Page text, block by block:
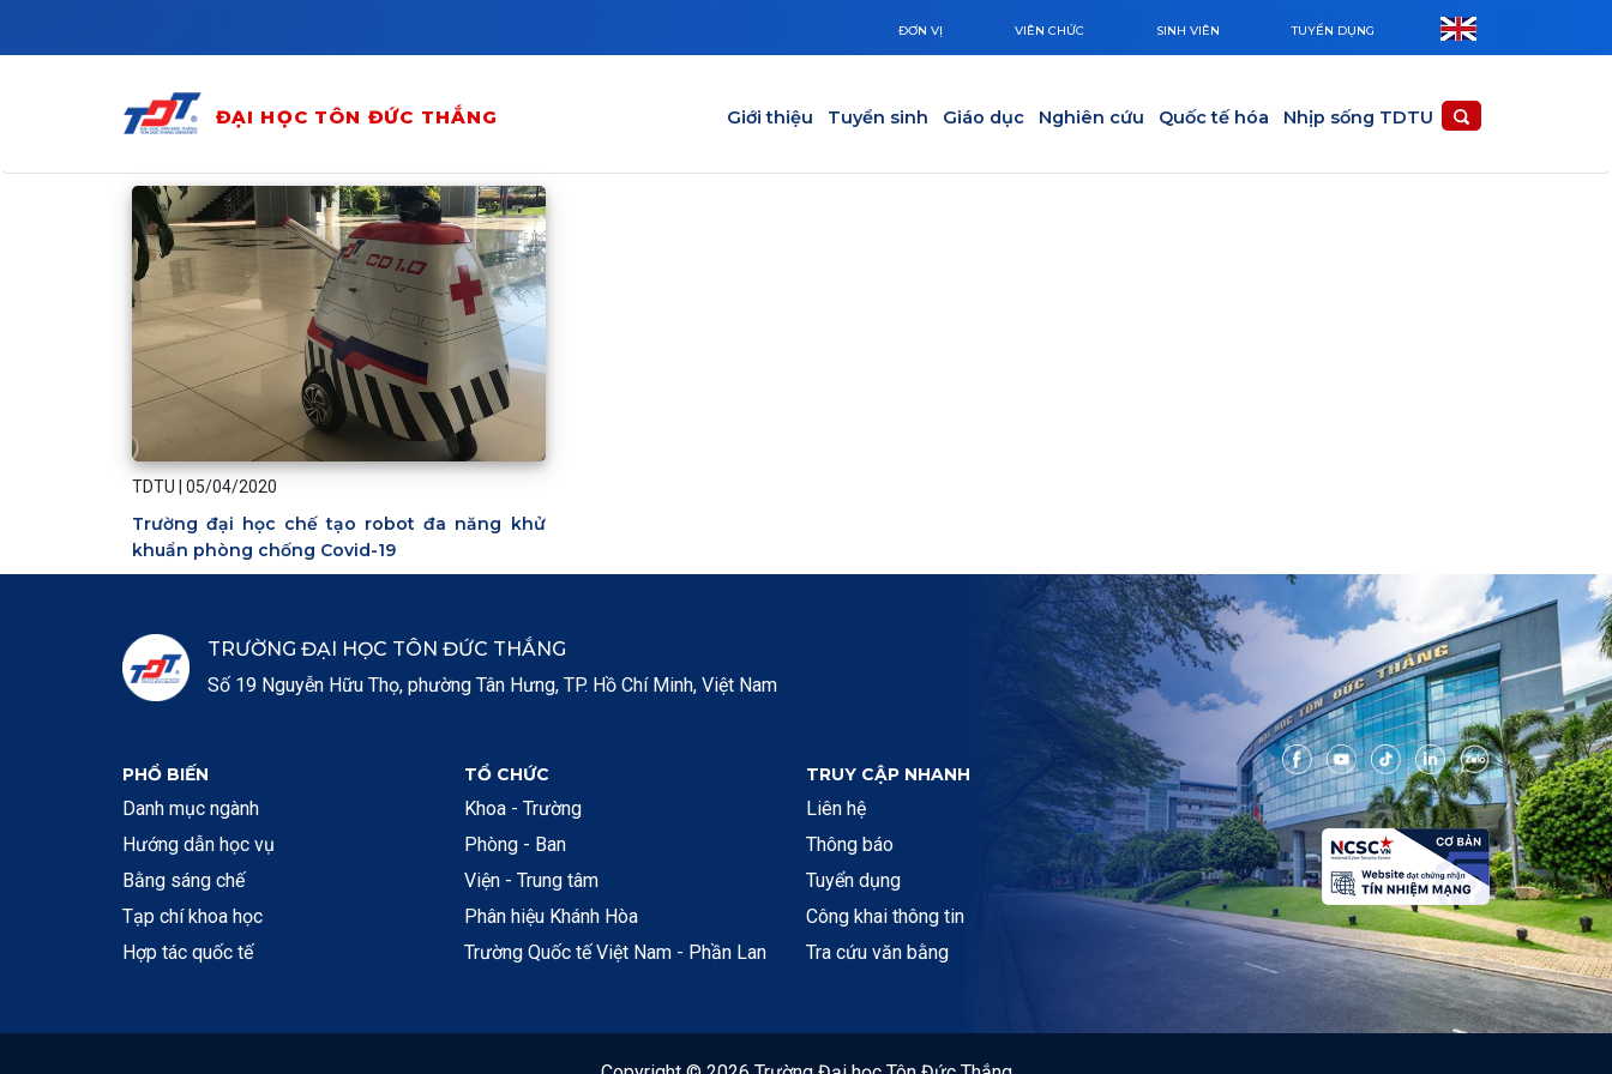
ĐƠN VỊ VIÊN CHỨC SINH VIÊN TUYỂN DỤNG
ĐẠI HỌC TÔN ĐỨC THẮNG Giới thiệu Tuyển sinh Giáo dục Nghiên cứu Quốc tế hóa Nhịp sống TDTU
TDTU 05/04/2020
Trường đại học chế tạo robot đa năng khử
khuẩn phòng chống Covid-19
TRƯỜNG ĐẠI HỌC TÔN ĐỨC THẮNG
Số 19 Nguyễn Hữu Thọ, phường Tân Hưng, TP. Hồ Chí Minh, Việt Nam
PHỔ BIẾN
Danh mục ngành
Hướng dẫn học vụ
Bằng sáng chế
Tạp chí khoa học
Hợp tác quốc tế
TỔ CHỨC
Khoa - Trường
Phòng - Ban
Viện - Trung tâm
Phân hiệu Khánh Hòa
Trường Quốc tế Việt Nam - Phần Lan
TRUY CẬP NHANH
Liên hệ
Thông báo
Tuyển dụng
Công khai thông tin
Tra cứu văn bằng